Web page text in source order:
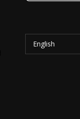
English